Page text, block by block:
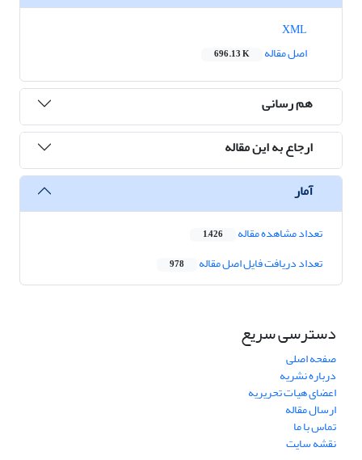
اصل مقاله
696.13 K
هم رسانی
ارجاع به این مقاله
آمار
تعداد مشاهده مقاله 1,426
تعداد دریافت فایل اصل مقاله 978
دسترسی سریع
صفحه اصلی
درباره نشریه
اعضای هیات تحریریه
ارسال مقاله
تماس با ما
نقشه سایت